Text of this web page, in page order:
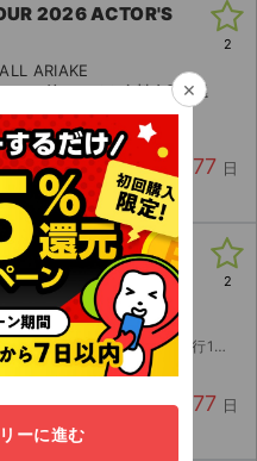
2026 ACTOR'S
ARIAKE
ティ付 ローチケ有料会員当選
ます。
残り 177 日
2
2026 ACTOR'S
ARIAKE
前方席を確約) 座席未定
りましたので出品しました。 ※座席位置の補足です ・最前列から2～5列以内(プ...
0 件 残り 177 日
2
×
ーに進む